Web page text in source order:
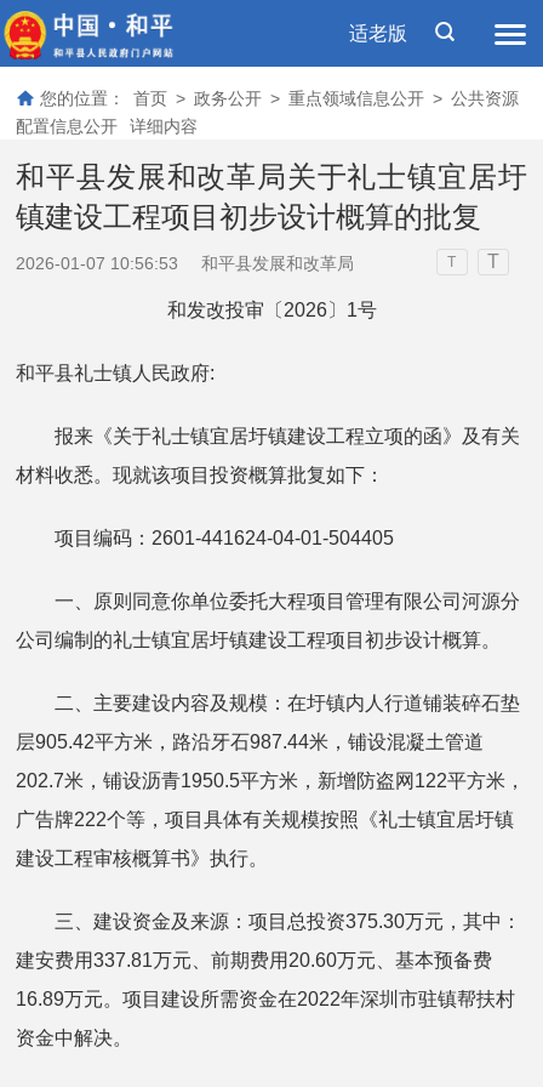
适老版
您的位置： 首页 > 政务公开 > 重点领域信息公开 > 公共资源
配置信息公开
详细内容
和平县发展和改革局关于礼士镇宜居圩
镇建设工程项目初步设计概算的批复
2026-01-07 10:56:53 和平县发展和改革局 T T
和发改投审〔2026〕1号
和平县礼士镇人民政府:
报来《关于礼士镇宜居圩镇建设工程立项的函》及有关
材料收悉。现就该项目投资概算批复如下：
项目编码：2601-441624-04-01-504405
一、原则同意你单位委托大程项目管理有限公司河源分
公司编制的礼士镇宜居圩镇建设工程项目初步设计概算。
二、主要建设内容及规模：在圩镇内人行道铺装碎石垫
层905.42平方米，路沿牙石987.44米，铺设混凝土管道
202.7米，铺设沥青1950.5平方米，新增防盗网122平方米，
广告牌222个等，项目具体有关规模按照《礼士镇宜居圩镇
建设工程审核概算书》执行。
三、建设资金及来源：项目总投资375.30万元，其中：
建安费用337.81万元、前期费用20.60万元、基本预备费
16.89万元。项目建设所需资金在2022年深圳市驻镇帮扶村
资金中解决。